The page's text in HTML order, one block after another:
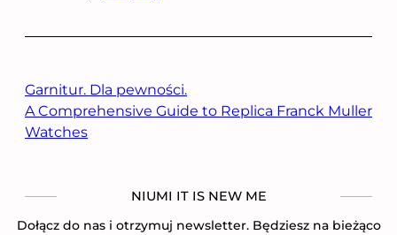
Garnitur. Dla pewności.
A Comprehensive Guide to Replica Franck Muller
Watches
NIUMI IT IS NEW ME
Dołącz do nas i otrzymuj newsletter. Będziesz na bieżąco